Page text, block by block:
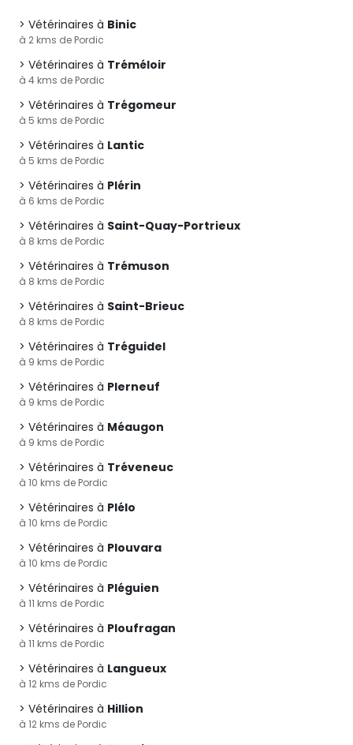
Vétérinaires à Binic
à 2 kms de Pordic
Vétérinaires à Tréméloir
à 4 kms de Pordic
Vétérinaires à Trégomeur
à 5 kms de Pordic
Vétérinaires à Lantic
à 5 kms de Pordic
Vétérinaires à Plérin
à 6 kms de Pordic
Vétérinaires à Saint-Quay-Portrieux
à 8 kms de Pordic
Vétérinaires à Trémuson
à 8 kms de Pordic
Vétérinaires à Saint-Brieuc
à 8 kms de Pordic
Vétérinaires à Tréguidel
à 9 kms de Pordic
Vétérinaires à Plerneuf
à 9 kms de Pordic
Vétérinaires à Méaugon
à 9 kms de Pordic
Vétérinaires à Tréveneuc
à 10 kms de Pordic
Vétérinaires à Plélo
à 10 kms de Pordic
Vétérinaires à Plouvara
à 10 kms de Pordic
Vétérinaires à Pléguien
à 11 kms de Pordic
Vétérinaires à Ploufragan
à 11 kms de Pordic
Vétérinaires à Langueux
à 12 kms de Pordic
Vétérinaires à Hillion
à 12 kms de Pordic